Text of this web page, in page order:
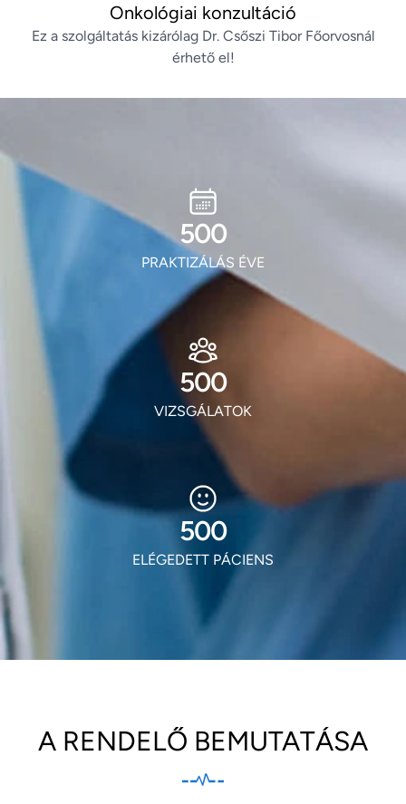
Onkológiai konzultáció
Ez a szolgáltatás kizárólag Dr. Csőszi Tibor Főorvosnál
érhető el!
602
PRAKTIZÁLÁS ÉVE
602
VIZSGÁLATOK
602
ELÉGEDETT PÁCIENS
A RENDELŐ BEMUTATÁSA